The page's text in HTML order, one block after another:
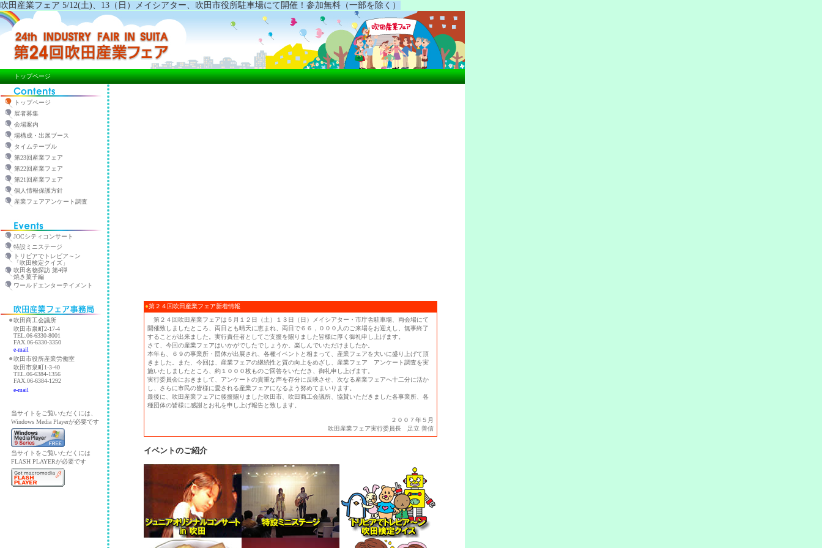
吹田産業フェア 5/12(土)、13（日）メイシアター、吹田市役所駐車場にて開催！参加無料（一部を除く）
トップページ
トップページ
展者募集
会場案内
場構成・出展ブース
タイムテーブル
第23回産業フェア
第22回産業フェア
第21回産業フェア
個人情報保護方針
産業フェアアンケート調査
JOCシティコンサート
特設ミニステージ
トリビアでトレビア～ン
「吹田検定クイズ」
吹田名物探訪 第4弾
焼き菓子編
ワールドエンターテイメント
●吹田商工会議所
吹田市泉町2-17-4
TEL.06-6330-8001
FAX.06-6330-3350
e-mail
●吹田市役所産業労働室
吹田市泉町1-3-40
TEL.06-6384-1356
FAX.06-6384-1292
e-mail
当サイトをご覧いただくには、
Windows Media Playerが必要です
当サイトをご覧いただくには
FLASH PLAYERが必要です
●第２４回吹田産業フェア新着情報
第２４回吹田産業フェアは５月１２日（土）１３日（日）メイシアター・市庁舎駐車場、両会場にて
開催致しましたところ、両日とも晴天に恵まれ、両日で６６，０００人のご来場をお迎えし、無事終了
することが出来ました。実行責任者としてご支援を賜りました皆様に厚く御礼申し上げます。
さて、今回の産業フェアはいかがでしたでしょうか。楽しんでいただけましたか。
本年も、６９の事業所・団体が出展され、各種イベントと相まって、産業フェアを大いに盛り上げて頂
きました。また、今回は、産業フェアの継続性と質の向上をめざし、産業フェア アンケート調査を実
施いたしましたところ、約１０００枚ものご回答をいただき、御礼申し上げます。
実行委員会におきまして、アンケートの貴重な声を存分に反映させ、次なる産業フェアへ十二分に活か
し、さらに市民の皆様に愛される産業フェアになるよう努めてまいります。
最後に、吹田産業フェアに後援賜りました吹田市、吹田商工会議所、協賛いただきました各事業所、各
種団体の皆様に感謝とお礼を申し上げ報告と致します。
２００７年５月
吹田産業フェア実行委員長 足立 善信
イベントのご紹介